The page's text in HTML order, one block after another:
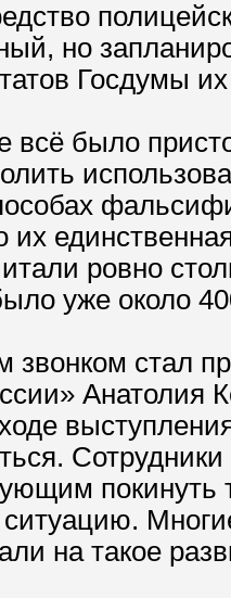
но
Госдумы
всё было
их
ровно
уже около
стал
Анатолия
на такое